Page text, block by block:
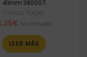
41mm 380007
Cañas Target
€ Iva incluido
LEER MÁS